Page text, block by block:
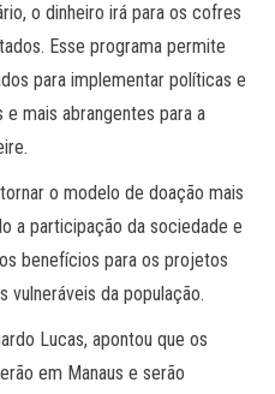
o dinheiro irá para os cofres
Esse programa permite
para implementar políticas e
mais abrangentes para a
o modelo de doação mais
a participação da sociedade e
benefícios para os projetos
vulneráveis da população.
Lucas, apontou que os
em Manaus e serão